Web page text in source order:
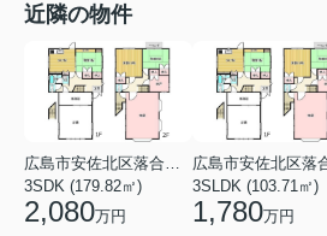
近隣の物件
3SDK (179.82㎡)
2,080万円
3SLDK (103.71㎡)
1,780万円